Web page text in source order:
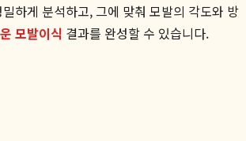
하게 분석하고, 그에 맞춰 모발의 각도와 방
모발이식 결과를 완성할 수 있습니다.